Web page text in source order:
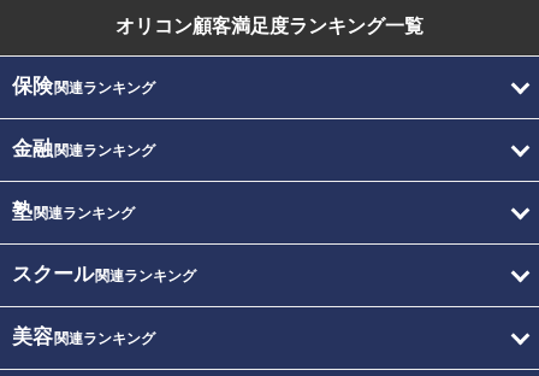
オリコン顧客満足度ランキング一覧
保険関連ランキング
金融関連ランキング
塾関連ランキング
スクール関連ランキング
美容関連ランキング